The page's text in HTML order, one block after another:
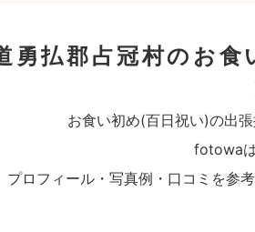
勇払郡占冠村のお
お食い初め(百日祝い)の出
fotowa
プロフィール・写真例・口コミを参